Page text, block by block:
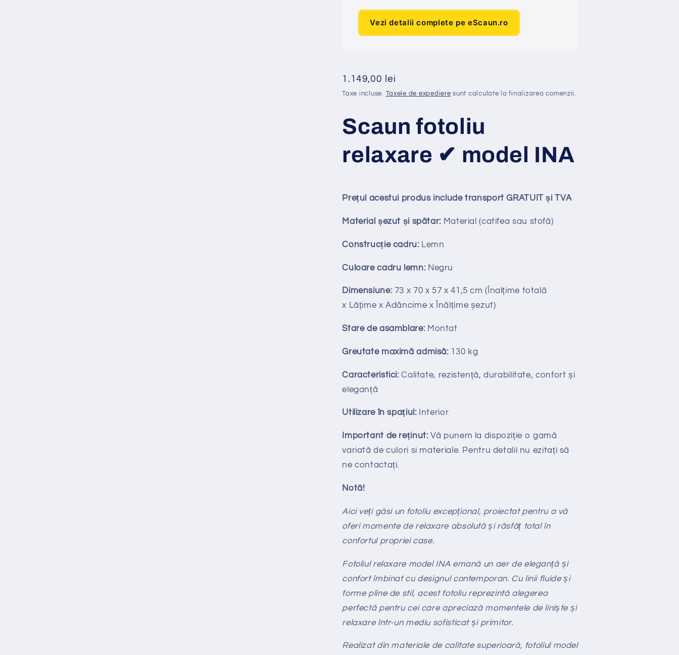
Vezi detalii complete pe eScaun.ro
Preț
obișnuit
1.149,00 lei
Taxe incluse. Taxele de expediere sunt calculate la finalizarea comenzii.
Scaun fotoliu
relaxare ✔ model INA
Prețul acestui produs include transport GRATUIT și TVA
Material șezut și spătar: Material (catifea sau stofă)
Construcție cadru:Lemn
Culoare cadru lemn: Negru
Dimensiune:73 x 70 x 57 x 41,5 cm (Înalțime totală
x Lățime x Adâncime x Înălțime șezut)
Stare de asamblare: Montat
Greutate maximă admisă: 130 kg
Caracteristici:Calitate, rezistență, durabilitate, confort și
eleganță
Utilizare în spațiul: Interior
Important de reținut: Vă punem la dispoziție o gamă
variată de culori si materiale. Pentru detalii nu ezitați să
ne contactați.
Notă!
Aici veți găsi un fotoliu excepțional, proiectat pentru a vă
oferi momente de relaxare absolută și răsfăț total în
confortul propriei case.
Fotoliul relaxare model INA emană un aer de eleganță și
confort îmbinat cu designul contemporan. Cu linii fluide și
forme pline de stil, acest fotoliu reprezintă alegerea
perfectă pentru cei care apreciază momentele de liniște și
relaxare într-un mediu sofisticat și primitor.
Realizat din materiale de calitate superioară, fotoliul model